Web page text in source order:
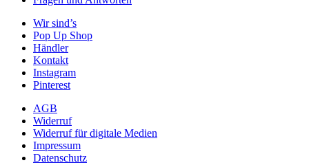
Wir sind’s
Pop Up Shop
Händler
Kontakt
Instagram
Pinterest
AGB
Widerruf
Widerruf für digitale Medien
Impressum
Datenschutz